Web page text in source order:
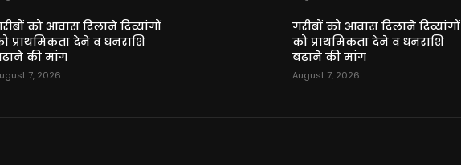
को आवास दिलाने दिव्यांगों
प्राथमिकता देने व धनराशि
की मांग
7, 2026
गरीबों को आवास दिलाने दिव्यांगों
को प्राथमिकता देने व धनराशि
बढ़ाने की मांग
August 7, 2026